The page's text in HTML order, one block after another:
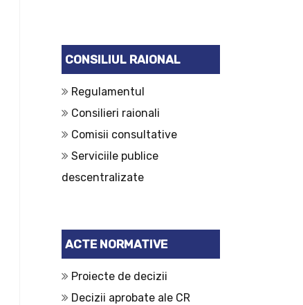
CONSILIUL RAIONAL
Regulamentul
Consilieri raionali
Comisii consultative
Serviciile publice
descentralizate
ACTE NORMATIVE
Proiecte de decizii
Decizii aprobate ale CR